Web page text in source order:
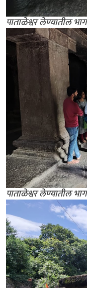
पाताळेश्वर लेण्यातील भाग
पाताळेश्वर लेण्यातील भाग